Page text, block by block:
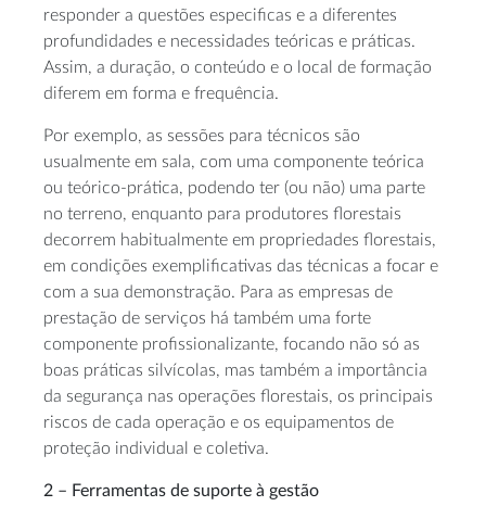
responder a questões especificas e a diferentes
profundidades e necessidades teóricas e práticas.
Assim, a duração, o conteúdo e o local de formação
diferem em forma e frequência.
Por exemplo, as sessões para técnicos são
usualmente em sala, com uma componente teórica
ou teórico-prática, podendo ter (ou não) uma parte
no terreno, enquanto para produtores florestais
decorrem habitualmente em propriedades florestais,
em condições exemplificativas das técnicas a focar e
com a sua demonstração. Para as empresas de
prestação de serviços há também uma forte
componente profissionalizante, focando não só as
boas práticas silvícolas, mas também a importância
da segurança nas operações florestais, os principais
riscos de cada operação e os equipamentos de
proteção individual e coletiva.
2 – Ferramentas de suporte à gestão